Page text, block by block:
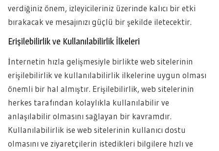
verdiğiniz önem, izleyicileriniz üzerinde kalıcı bir etki
bırakacak ve mesajınızı güçlü bir şekilde iletecektir.
Erişilebilirlik ve Kullanılabilirlik İlkeleri
İnternetin hızla gelişmesiyle birlikte web sitelerinin
erişilebilirlik ve kullanılabilirlik ilkelerine uygun olması
önemli bir hal almıştır. Erişilebilirlik, web sitelerinin
herkes tarafından kolaylıkla kullanılabilir ve
anlaşılabilir olmasını sağlayan bir kavramdır.
Kullanılabilirlik ise web sitelerinin kullanıcı dostu
olmasını ve ziyaretçilerin istedikleri bilgilere hızlı ve